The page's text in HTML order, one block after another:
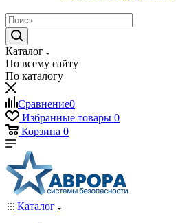
Каталог
По всему сайту
По каталогу
Сравнение0
Избранные товары 0
Корзина 0
Каталог